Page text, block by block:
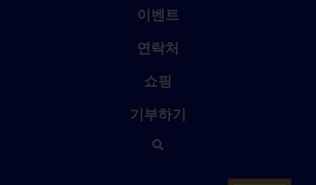
이벤트
연락처
쇼핑
기부하기